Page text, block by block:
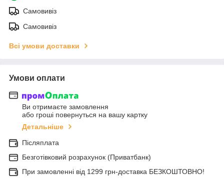
Самовивіз
Самовивіз
Всі умови доставки
Умови оплати
Ви отримаєте замовлення
або гроші повернуться на вашу картку
Детальніше
Післяплата
Безготівковий розрахунок (Приватбанк)
При замовленні від 1299 грн-доставка БЕЗКОШТОВНО!